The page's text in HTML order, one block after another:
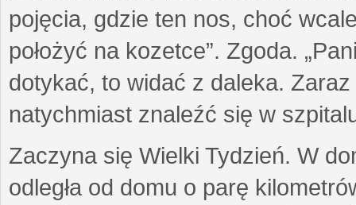
pojęcia, gdzie ten nos, choć
położyć na kozetce”. Zgoda.
dotykać, to widać z daleka.
natychmiast znaleźć się w
Zaczyna się Wielki Tydzień. W
odległa od domu o parę